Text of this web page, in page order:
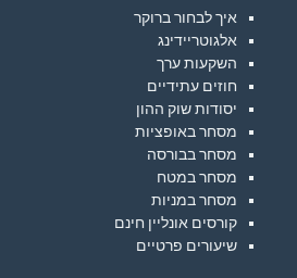
איך לבחור ברוקר
אלגוטריידינג
השקעות ערך
חוזים עתידיים
יסודות שוק ההון
מסחר באופציות
מסחר בבורסה
מסחר במטח
מסחר במניות
קורסים אונליין חינם
שיעורים פרטיים